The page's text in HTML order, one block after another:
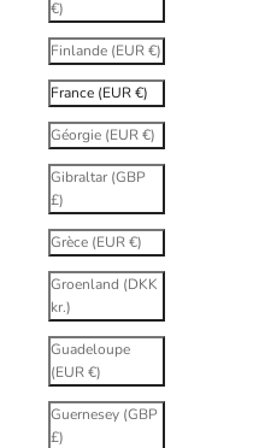
€)
Finlande (EUR €)
France (EUR €)
Géorgie (EUR €)
Gibraltar (GBP
£)
Grèce (EUR €)
Groenland (DKK
kr.)
Guadeloupe
(EUR €)
Guernesey (GBP
£)